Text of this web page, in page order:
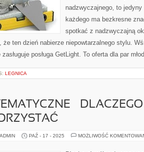
nadzwyczajnego, to
każdego ma bezkresne
spotkać z nadzwyczajną
że ten dzień nabierze niepowtarzalnego stylu.
posługa GetLight. To oferta dla par
LEGNICA
–
PAŹ - 17 - 2025 MOŻLIWOŚĆ